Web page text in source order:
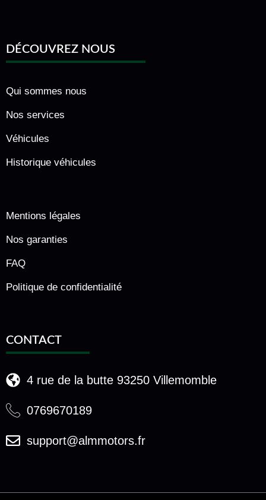
DÉCOUVREZ NOUS
Qui sommes nous
Nos services
Véhicules
Historique véhicules
Mentions légales
Nos garanties
FAQ
Politique de confidentialité
CONTACT
4 rue de la butte 93250 Villemomble
0769670189
support@almmotors.fr